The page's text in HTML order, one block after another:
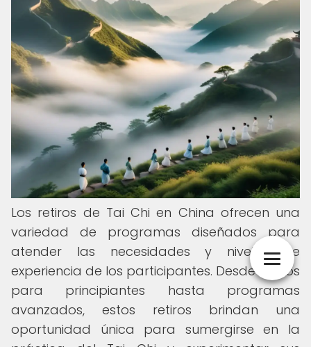
Los retiros de Tai Chi en China ofrecen una
variedad de programas diseñados para
atender las necesidades y niveles de
experiencia de los participantes. Desde cursos
para principiantes hasta programas
avanzados, estos retiros brindan una
oportunidad única para sumergirse en la